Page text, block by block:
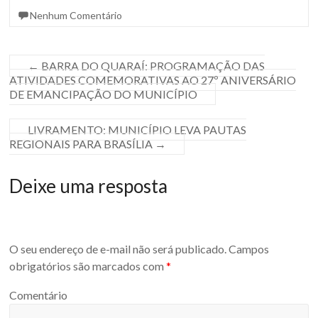
Nenhum Comentário
← BARRA DO QUARAÍ: PROGRAMAÇÃO DAS
ATIVIDADES COMEMORATIVAS AO 27º ANIVERSÁRIO
DE EMANCIPAÇÃO DO MUNICÍPIO
LIVRAMENTO: MUNICÍPIO LEVA PAUTAS
REGIONAIS PARA BRASÍLIA →
Deixe uma resposta
O seu endereço de e-mail não será publicado. Campos
obrigatórios são marcados com*
Comentário